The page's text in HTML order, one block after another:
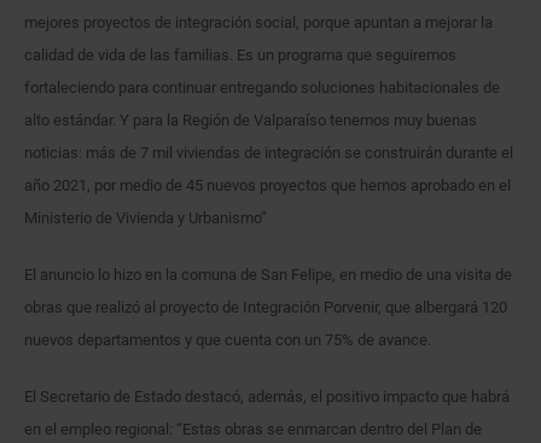
mejores proyectos de integración social, porque apuntan a mejorar la
calidad de vida de las familias. Es un programa que seguiremos
fortaleciendo para continuar entregando soluciones habitacionales de
alto estándar. Y para la Región de Valparaíso tenemos muy buenas
noticias: más de 7 mil viviendas de integración se construirán durante el
año 2021, por medio de 45 nuevos proyectos que hemos aprobado en el
Ministerio de Vivienda y Urbanismo”
El anuncio lo hizo en la comuna de San Felipe, en medio de una visita de
obras que realizó al proyecto de Integración Porvenir, que albergará 120
nuevos departamentos y que cuenta con un 75% de avance.
El Secretario de Estado destacó, además, el positivo impacto que habrá
en el empleo regional: “Estas obras se enmarcan dentro del Plan de